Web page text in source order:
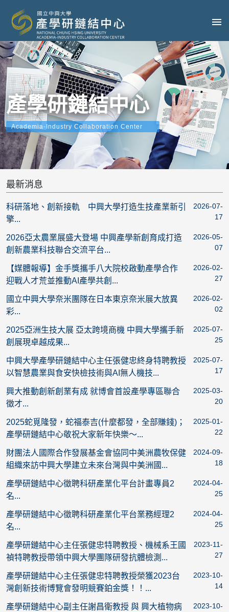
產學研鏈結中心
Academia-Industry Collaboration Center
最新消息
科研落地、創新接軌 中興大學打造生技產業新引
擎...
2026-07-
17
2026亞太農業展盛大登場 中興產學新創育成打造
創新農業科技聯合交流平台...
2026-05-
07
【媒體報導】金手獎攜手八大院校啟動產學合作
迎戰人才荒並推動AI產學共創...
2026-02-
27
國立中興大學奈米團隊在日本東京奈米展大放異
彩...
2026-02-
02
2025亞洲生技大展 亞太跨境商機 中興大學攜手新
創展現卓越成果...
2025-07-
25
中興大學產學研鏈結中心主任張健忠終身特聘教授
以智慧農業與食安快檢技術與AI無人機技...
2025-07-
17
興大推動創新創業有成 就博會首設產學專區聯合
徵才...
2025-03-
20
2025蛇覓隆發，蛇福泰吉(什麼都發，全部賺錢)；
產學研鏈結中心敬祝大家新年快樂～...
2025-01-
22
財團法人國際合作發展基金會協同中美洲農牧保健
組織來訪中興大學建立未來台灣與中美洲國...
2024-09-
18
產學研鏈結中心徵聘科研產業化平台計畫專員2
名...
2024-04-
25
產學研鏈結中心徵聘科研產業化平台業務經理2
名...
2024-04-
25
產學研鏈結中心主任張健忠特聘教授、機械系王國
禎特聘教授帶領中興大學團隊研發抗體檢測...
2023-11-
27
產學研鏈結中心主任張健忠特聘教授榮獲2023台
灣創新技術博覽會發明競賽鉑金獎！！...
2023-10-
14
產學研鏈結中心副主任謝昌衛教授 與 興大植物病
2023-10-